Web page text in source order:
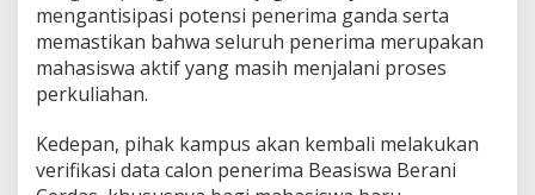
mengantisipasi potensi penerima ganda serta
memastikan bahwa seluruh penerima merupakan
mahasiswa aktif yang masih menjalani proses
perkuliahan.
Kedepan, pihak kampus akan kembali melakukan
verifikasi data calon penerima Beasiswa Berani